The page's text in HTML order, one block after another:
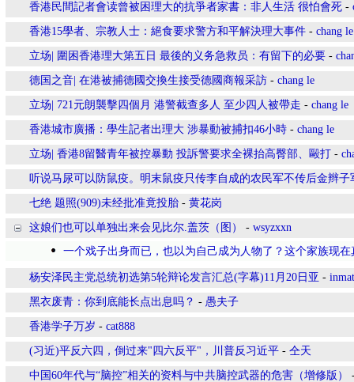
香港民間記者會读曾被困理大的抗爭者家書：非人生活 很怕會死 -
香港15學者、宗教人士：絕食要求警方和平解決理大事件 - chang le
立场| 圍困香港理大第五日 最後的义务急救员：有留下的必要 -
德国之音| 在港被捕德國交換生接受德國商報采訪 - chang le
立场| 721元朗襲擊四個月 港警截查多人 至少四人被帶走 - chang le
香港城市廣播：學生記者出理大 涉暴動被捕扣46小時 - chang le
立场| 香港8留醫青年被控暴動 投訴警要求全裸抬高臀部、毆打 -
听说马尿可以防鼠疫。明末鼠疫只传李自成的农民军不传后金辫子
七绝 题照(909)未经批准竟投胎 - 黄花岗
这娘们也可以单独出来会见比尔.盖茨（图） - wsyzxxn
一个戏子出身而已，也以为自己成为人物了？这个家族现在
杨安泽民主党总统初选第5轮辩论发言汇总(字幕)11月20日亚 -
黑衣废青：你到底能长点出息吗？ - 愚夫子
香港学子万岁 - cat888
(习近)平反六四，倒过来"四六反平"，川普反习近平 - 仝天
中国60年代与“脑控”相关的资料与中共脑控武器的危害（增修版）